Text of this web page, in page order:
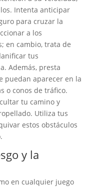
Intenta anticipar
para cruzar la
a los
en cambio, trata de
tus
Además, presta
puedan aparecer en la
o conos de tráfico.
tu camino y
Utiliza tus
estos obstáculos
y la
en cualquier juego